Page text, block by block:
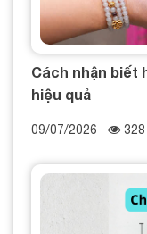
Cách nhận biết
hiệu quả
09/07/2026